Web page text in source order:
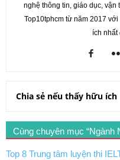
nghệ thông tin, giáo dục, vận
Top10tphcm từ năm 2017
ích nhất
Chia sẻ nếu thấy hữu ích
Cùng chuyên mục “Ngành
Top 8 Trung tâm luyện thi